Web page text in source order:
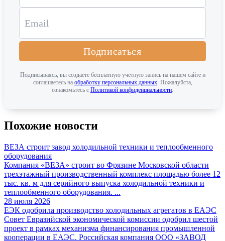
Подписаться
Подписываясь, вы создаете бесплатную учетную запись на нашем сайте и
соглашаетесь на обработку персональных данных. Пожалуйста,
ознакомьтесь с Политикой конфиденциальности.
Похожие новости
ВЕЗА строит завод холодильной техники и теплообменного
оборудования
Компания «ВЕЗА» строит во Фрязине Московской области
трехэтажный производственный комплекс площадью более 12
тыс. кв. м для серийного выпуска холодильной техники и
теплообменного оборудования. ...
28 июля 2026
ЕЭК одобрила производство холодильных агрегатов в ЕАЭС
Совет Евразийской экономической комиссии одобрил шестой
проект в рамках механизма финансирования промышленной
кооперации в ЕАЭС. Российская компания ООО «ЗАВОД